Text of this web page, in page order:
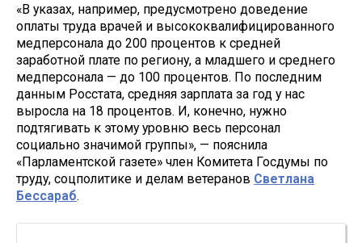
«В указах, например, предусмотрено доведение
оплаты труда врачей и высококвалифицированного
медперсонала до 200 процентов к средней
заработной плате по региону, а младшего и среднего
медперсонала — до 100 процентов. По последним
данным Росстата, средняя зарплата за год у нас
выросла на 18 процентов. И, конечно, нужно
подтягивать к этому уровню весь персонал
социально значимой группы», — пояснила
«Парламентской газете» член Комитета Госдумы по
труду, соцполитике и делам ветеранов Светлана
Бессараб.